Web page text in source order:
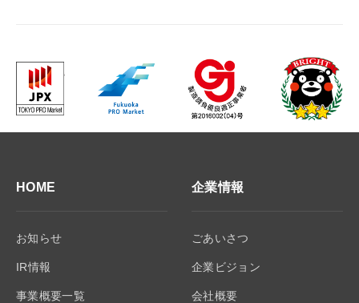
HOME
お知らせ
IR情報
事業概要一覧
企業情報
ごあいさつ
企業ビジョン
会社概要